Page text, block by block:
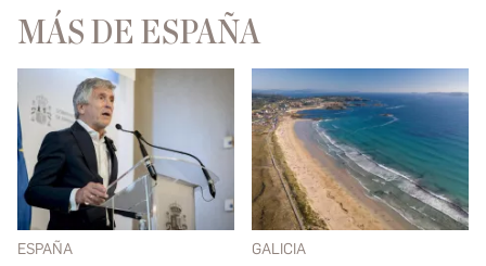
MÁS DE ESPAÑA
ESPAÑA ​ GALICIA